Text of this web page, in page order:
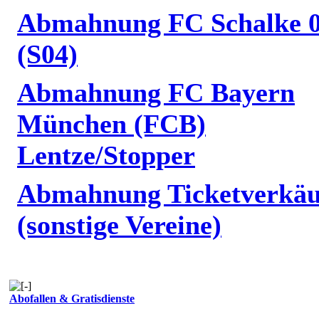
Abmahnung FC Schalke
(S04)
Abmahnung FC Bayern
München (FCB)
Lentze/Stopper
Abmahnung
(sonstige Vereine)
Abofallen & Gratisdienste